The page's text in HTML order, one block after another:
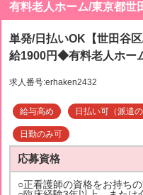
有料老人ホーム/東京都世
単発/日払いOK【世田谷
給1900円◆有料老人ホー
求人番号:erhaken2432
給与高め 日払い可（派遣の
日勤のみ可
応募資格
○正看護師の資格をお持ち